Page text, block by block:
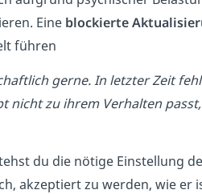
Eine blockierte
führen
gerne. In letzter Zeit
nicht zu ihrem Verhalten
du die nötige Einstellung
akzeptiert zu werden, wie er